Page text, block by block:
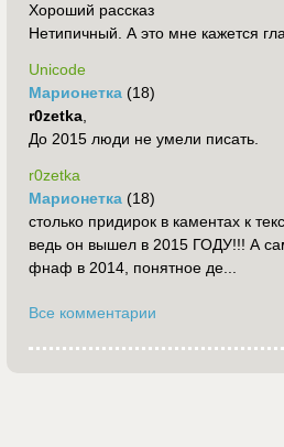
Хороший рассказ
Нетипичный. А это мне кажется
Unicode
Марионетка (18)
r0zetka
До 2015 люди не умели писать.
r0zetka
Марионетка (18)
столько придирок в каментах к
ведь он вышел в 2015 ГОДУ!!! А
фнаф в 2014, понятное де...
Все комментарии